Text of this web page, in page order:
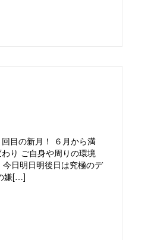
目の新月！ ６月から満
り ご自身や周りの環境
今日明日明後日は究極のデ
嫌[…]